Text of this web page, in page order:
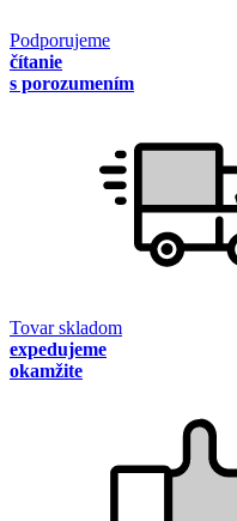
Podporujeme
čítanie
s porozumením
Tovar skladom
expedujeme
okamžite